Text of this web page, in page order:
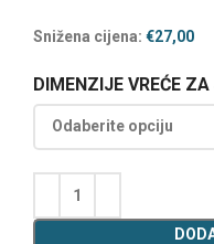
Snižena cijena: €27,00
DIMENZIJE VREĆE